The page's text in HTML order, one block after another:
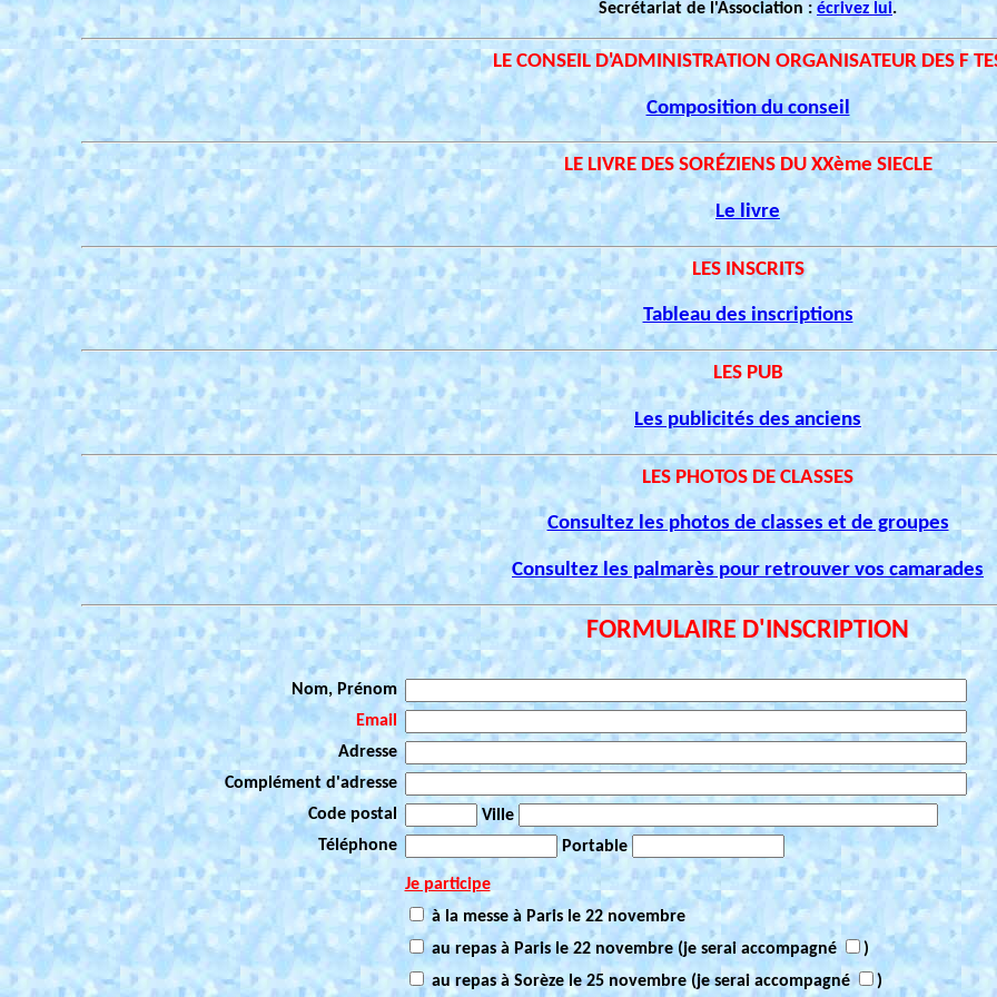
Secrétariat de l'Association : écrivez lui.
LE CONSEIL D'ADMINISTRATION ORGANISATEUR DES F
Composition du conseil
LE LIVRE DES SORÉZIENS DU XXème SIECLE
Le livre
LES INSCRITS
Tableau des inscriptions
LES PUB
Les publicités des anciens
LES PHOTOS DE CLASSES
Consultez les photos de classes et de groupes
Consultez les palmarès pour retrouver vos camarades
FORMULAIRE D'INSCRIPTION
Nom, Prénom
Email
Adresse
Complément d'adresse
Code postal
Ville
Téléphone
Portable
Je participe
à la messe à Paris le 22 novembre
au repas à Paris le 22 novembre (je serai accompagné
)
au repas à Sorèze le 25 novembre (je serai accompagné
)